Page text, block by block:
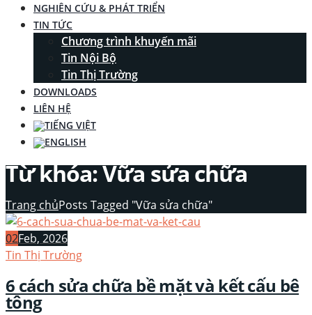
NGHIÊN CỨU & PHÁT TRIỂN
TIN TỨC
Chương trình khuyến mãi
Tin Nội Bộ
Tin Thị Trường
DOWNLOADS
LIÊN HỆ
Từ khóa:Vữa sửa chữa
Trang chủPosts Tagged "Vữa sửa chữa"
02Feb, 2026
Tin Thị Trường
6 cách sửa chữa bề mặt và kết cấu bê
tông